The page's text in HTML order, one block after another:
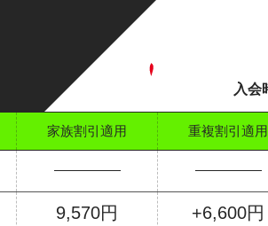
入会
家族割引適用 重複割引適用
9,570円 +6,600円